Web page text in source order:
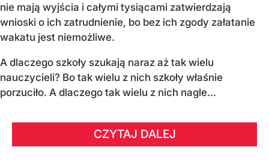
nie mają wyjścia i całymi tysiącami zatwierdzają
wnioski o ich zatrudnienie, bo bez ich zgody załatanie
wakatu jest niemożliwe.
A dlaczego szkoły szukają naraz aż tak wielu
nauczycieli? Bo tak wielu z nich szkoły właśnie
porzuciło. A dlaczego tak wielu z nich nagle...
CZYTAJ DALEJ